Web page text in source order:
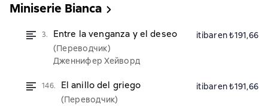
Miniserie Bianca
3. Entre la venganza y el deseo
(Переводчик)
Дженнифер Хейворд
itibaren ₺191,66
146. El anillo del griego
(Переводчик)
itibaren ₺191,66